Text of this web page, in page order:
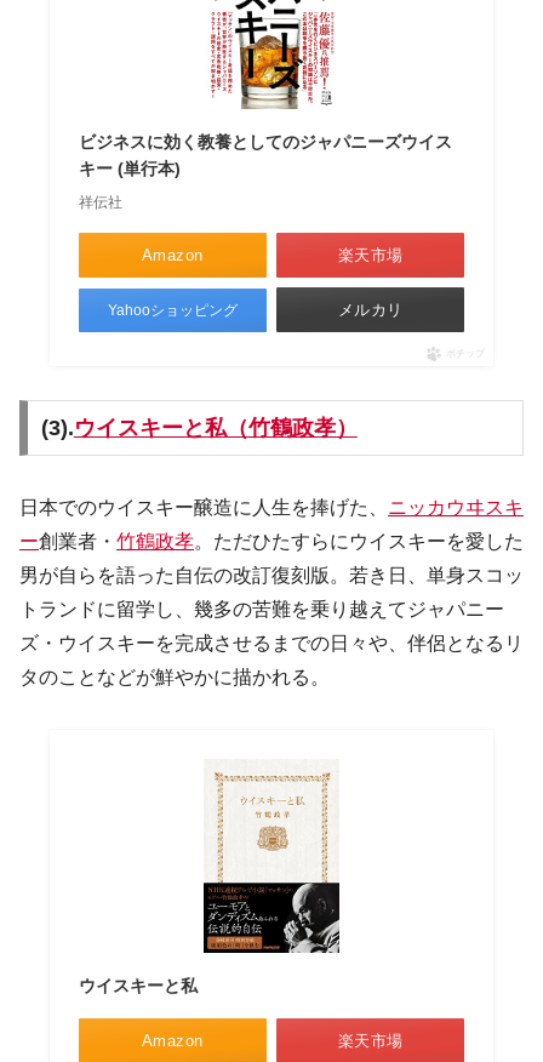
ビジネスに効く教養としてのジャパニーズウイス
キー (単行本)
祥伝社
Amazon 楽天市場
Yahooショッピング メルカリ
ポチップ
(3).ウイスキーと私（竹鶴政孝）
日本でのウイスキー醸造に人生を捧げた、 ニッカウヰスキ
ー創業者・ 竹鶴政孝。ただひたすらにウイスキーを愛した
男が自らを語った自伝の改訂復刻版。若き日、単身スコッ
トランドに留学し、幾多の苦難を乗り越えてジャパニー
ズ・ウイスキーを完成させるまでの日々や、伴侶となるリ
タのことなどが鮮やかに描かれる。
ウイスキーと私
Amazon 楽天市場